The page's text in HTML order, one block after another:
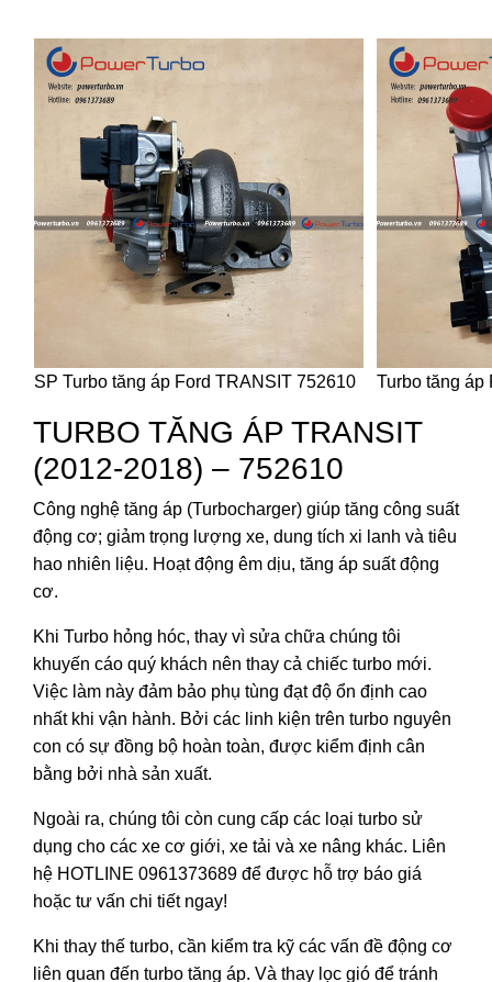
SP Turbo tăng áp Ford TRANSIT 752610 Turbo tăng áp
TURBO TĂNG ÁP TRANSIT
(2012-2018) – 752610
Công nghệ tăng áp (Turbocharger) giúp tăng công suất
động cơ; giảm trọng lượng xe, dung tích xi lanh và tiêu
hao nhiên liệu. Hoạt động êm dịu, tăng áp suất động
cơ.
Khi Turbo hỏng hóc, thay vì sửa chữa chúng tôi
khuyến cáo quý khách nên thay cả chiếc turbo mới.
Việc làm này đảm bảo phụ tùng đạt độ ổn định cao
nhất khi vận hành. Bởi các linh kiện trên turbo nguyên
con có sự đồng bộ hoàn toàn, được kiểm định cân
bằng bởi nhà sản xuất.
Ngoài ra, chúng tôi còn cung cấp các loại turbo sử
dụng cho các xe cơ giới, xe tải và xe nâng khác. Liên
hệ HOTLINE 0961373689 để được hỗ trợ báo giá
hoặc tư vấn chi tiết ngay!
Khi thay thế turbo, cần kiểm tra kỹ các vấn đề động cơ
liên quan đến turbo tăng áp. Và thay lọc gió để tránh